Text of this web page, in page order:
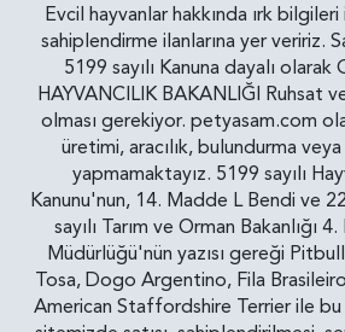
Evcil hayvanlar hakkında ırk
sahiplendirme ilanlarına yer veririz.
5199 sayılı Kanuna dayalı
HAYVANCILIK BAKANLIĞI Ruhsat
olması gerekiyor. petyasam.com
üretimi, aracılık, bulundurma
yapmamaktayız. 5199 sayılı
Kanunu'nun, 14. Madde L Bendi ve
sayılı Tarım ve Orman Bakanlığı
Müdürlüğü'nün yazısı gereği
Tosa, Dogo Argentino, Fila
American Staffordshire Terrier ile bu